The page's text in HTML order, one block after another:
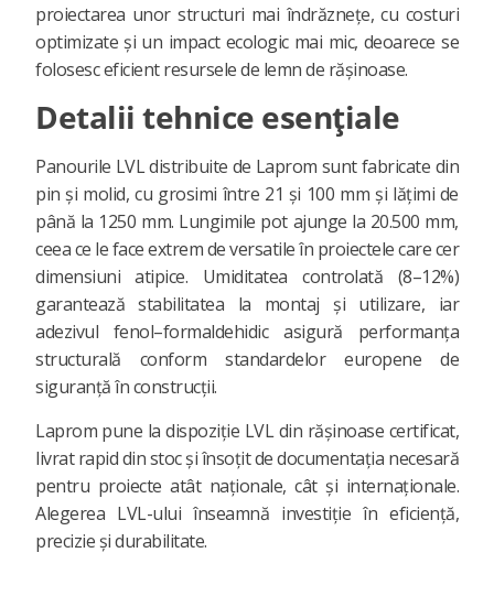
proiectarea unor structuri mai îndrăznețe, cu costuri
optimizate și un impact ecologic mai mic, deoarece se
folosesc eficient resursele de lemn de rășinoase.
Detalii tehnice esențiale
Panourile LVL distribuite de Laprom sunt fabricate din
pin și molid, cu grosimi între 21 și 100 mm și lățimi de
până la 1250 mm. Lungimile pot ajunge la 20.500 mm,
ceea ce le face extrem de versatile în proiectele care cer
dimensiuni atipice. Umiditatea controlată (8–12%)
garantează stabilitatea la montaj și utilizare, iar
adezivul fenol–formaldehidic asigură performanța
structurală conform standardelor europene de
siguranță în construcții.
Laprom pune la dispoziție LVL din rășinoase certificat,
livrat rapid din stoc și însoțit de documentația necesară
pentru proiecte atât naționale, cât și internaționale.
Alegerea LVL-ului înseamnă investiție în eficiență,
precizie și durabilitate.